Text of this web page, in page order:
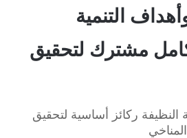
التنمية
مشترك لتحقيق
النظيفة ركائز أساسية لتحقيق